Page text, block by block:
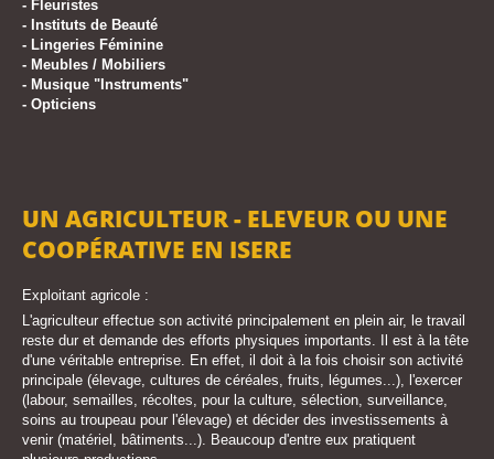
- Fleuristes
- Instituts de Beauté
- Lingeries Féminine
- Meubles / Mobiliers
- Musique "Instruments"
- Opticiens
UN AGRICULTEUR - ELEVEUR OU UNE
COOPÉRATIVE EN ISERE
Exploitant agricole :
L'agriculteur effectue son activité principalement en plein air, le travail
reste dur et demande des efforts physiques importants. Il est à la tête
d'une véritable entreprise. En effet, il doit à la fois choisir son activité
principale (élevage, cultures de céréales, fruits, légumes...), l'exercer
(labour, semailles, récoltes, pour la culture, sélection, surveillance,
soins au troupeau pour l'élevage) et décider des investissements à
venir (matériel, bâtiments...). Beaucoup d'entre eux pratiquent